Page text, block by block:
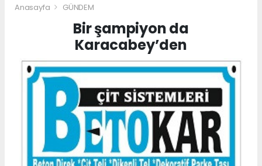
Anasayfa GÜNDEM
Bir şampiyon da
Karacabey’den